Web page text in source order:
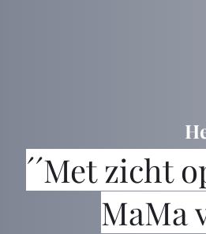
´´Met zicht
MaMa